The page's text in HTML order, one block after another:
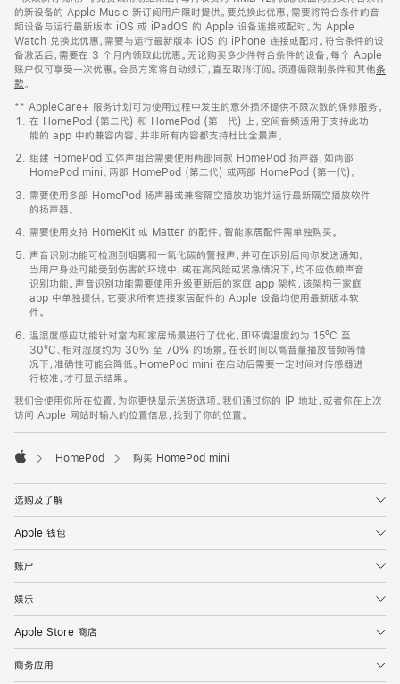
页
脚
的新设备的 Apple Music 新订阅用户限时提供。要兑换此优惠，需要将符合条件的音
频设备与运行最新版本 iOS 或 iPadOS 的 Apple 设备连接或配对。为 Apple
Watch 兑换此优惠，需要与运行最新版本 iOS 的 iPhone 连接或配对。符合条件的设
备激活后，需要在 3 个月内领取此优惠。无论购买多少件符合条件的设备，每个 Apple
账户仅可享受一次优惠。会员方案将自动续订，直至取消订阅。须遵循限制条件和其他条
款。
窗
口
中
打
开)
** AppleCare+ 服务计划可为使用过程中发生的意外损坏提供不限次数的保修服务。
在 HomePod (第二代) 和 HomePod (第一代) 上，空间音频适用于支持此功
能的 app 中的兼容内容。并非所有内容都支持杜比全景声。
组建 HomePod 立体声组合需要使用两部同款 HomePod 扬声器，如两部
HomePod mini、两部 HomePod (第二代) 或两部 HomePod (第一代)。
需要使用多部 HomePod 扬声器或兼容隔空播放功能并运行最新隔空播放软件
的扬声器。
需要使用支持 HomeKit 或 Matter 的配件。智能家居配件需单独购买。
声音识别功能可检测到烟雾和一氧化碳的警报声，并可在识别后向你发送通知。
当用户身处可能受到伤害的环境中，或在高风险或紧急情况下，均不应依赖声音
识别功能。声音识别功能需要使用升级更新后的家庭 app 架构，该架构于家庭
app 中单独提供。它要求所有连接家居配件的 Apple 设备均使用最新版本软
件。
温湿度感应功能针对室内和家居场景进行了优化，即环境温度约为 15ºC 至
30ºC、相对湿度约为 30% 至 70% 的场景。在长时间以高音量播放音频等情
况下，准确性可能会降低。HomePod mini 在启动后需要一定时间对传感器进
行校准，才可显示结果。
我们会使用你所在位置，为你更快显示送货选项。我们通过你的 IP 地址，或者你在上次
访问 Apple 网站时输入的位置信息，找到了你的位置。
HomePod 购买 HomePod mini
选购及了解
Apple 钱包
账户
娱乐
Apple Store 商店
商务应用